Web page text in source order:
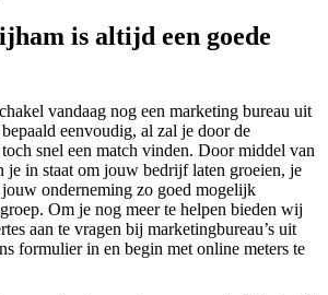
is altijd een goede
vandaag nog een marketing bureau uit
eenvoudig, al zal je door de
toch snel een match vinden. Door middel van
je in staat om jouw bedrijf laten groeien, je
onderneming zo goed mogelijk
Om je nog meer te helpen bieden wij
aan te vragen bij marketingbureau’s uit
formulier in en begin met online meters te